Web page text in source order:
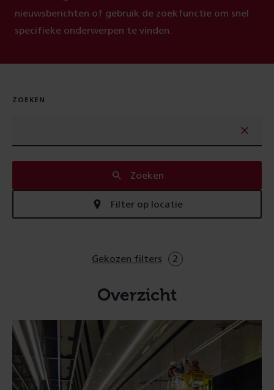
nieuwsberichten of gebruik de zoekfunctie om snel
specifieke onderwerpen te vinden.
ZOEKEN
Zoeken
Filter op locatie
Gekozen filters 2
Overzicht